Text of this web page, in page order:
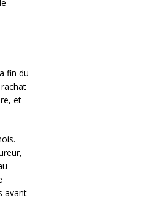
fin du
et
avant